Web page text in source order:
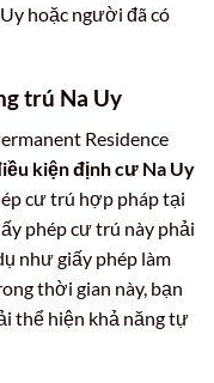
hoặc người đã có
trú Na Uy
Residence
kiện định cư Na Uy
cư trú hợp pháp tại
phép cư trú này phải
như giấy phép làm
thời gian này, bạn
thể hiện khả năng tự